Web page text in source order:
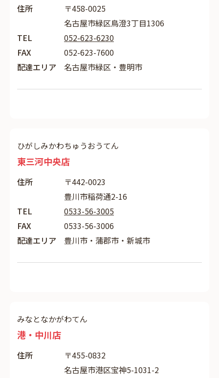
住所
〒458-0025
名古屋市緑区鳥澄3丁目1306
TEL
052-623-6230
FAX
052-623-7600
配達エリア
名古屋市緑区・豊明市
ひがしみかわちゅうおうてん
東三河中央店
住所
〒442-0023
豊川市稲荷通2-16
TEL
0533-56-3005
FAX
0533-56-3006
配達エリア
豊川市・蒲郡市・新城市
みなとなかがわてん
港・中川店
住所
〒455-0832
名古屋市港区宝神5-1031-2